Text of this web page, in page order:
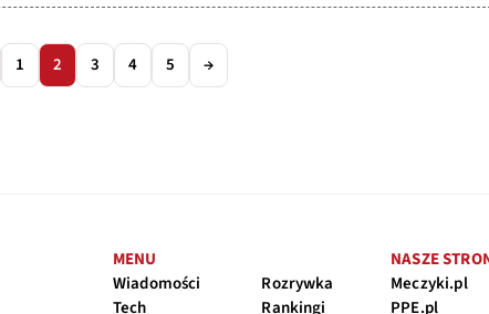
1 2 3 4 5 →
MENU
Wiadomości
Tech
Rozrywka
Rankingi
NASZE
Meczyki.pl
PPE.pl